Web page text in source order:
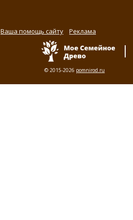
Ваша помощь сайту Реклама
© 2015-2026 pomnirod.ru